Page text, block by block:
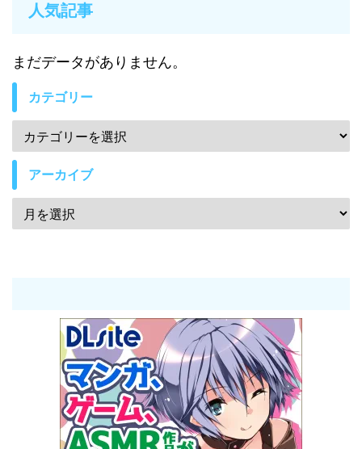
人気記事
まだデータがありません。
カテゴリー
アーカイブ